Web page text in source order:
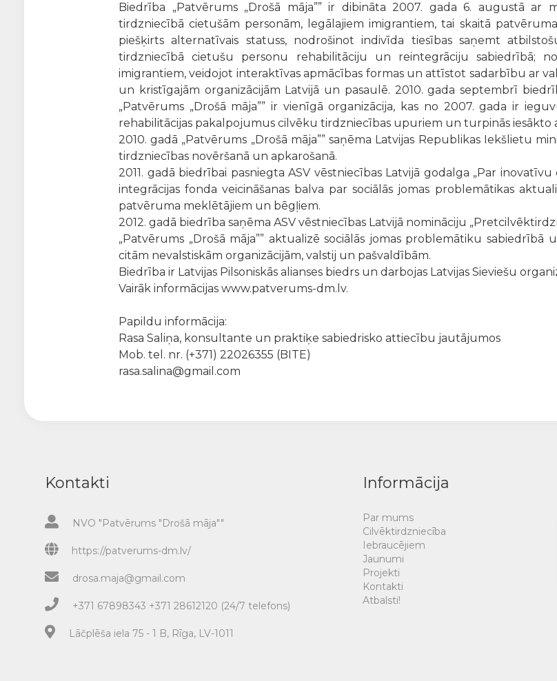
Biedrība „Patvērums „Drošā māja”” ir dibināta 2007. gada 6. augustā
tirdzniecībā cietušām personām, legālajiem imigrantiem, tai skaitā
piešķirts alternatīvais statuss, nodrošinot indivīda tiesības saņemt
tirdzniecībā cietušu personu rehabilitāciju un reintegrāciju sabiedrībā;
imigrantiem, veidojot interaktīvas apmācības formas un attīstot sadarbību ar
un kristīgajām organizācijām Latvijā un pasaulē. 2010. gada septembrī
„Patvērums „Drošā māja”” ir vienīgā organizācija, kas no 2007. gada ir
rehabilitācijas pakalpojumus cilvēku tirdzniecības upuriem un turpinās iesākto
2010. gadā „Patvērums „Drošā māja”” saņēma Latvijas Republikas Iekšlietu
tirdzniecības novēršanā un apkarošanā.
2011. gadā biedrībai pasniegta ASV vēstniecības Latvijā godalga „Par
integrācijas fonda veicināšanas balva par sociālās jomas problemātikas
patvēruma meklētājiem un bēgļiem.
2012. gadā biedrība saņēma ASV vēstniecības Latvijā nomināciju
„Patvērums „Drošā māja”” aktualizē sociālās jomas problemātiku
citām nevalstiskām organizācijām, valstij un pašvaldībām.
Biedrība ir Latvijas Pilsoniskās alianses biedrs un darbojas Latvijas Sieviešu
Vairāk informācijas www.patverums-dm.lv.
Papildu informācija:
Rasa Saliņa, konsultante un praktiķe sabiedrisko attiecību jautājumos
Mob. tel. nr. (+371) 22026355 (BITE)
rasa.salina@gmail.com
Kontakti
NVO "Patvērums "Drošā māja""
https://patverums-dm.lv/
drosa.maja@gmail.com
+371 67898343 +371 28612120 (24/7 telefons)
Lāčplēša iela 75 - 1 B, Rīga, LV-1011
Informācija
Par mums
Cilvēktirdzniecība
Iebraucējiem
Jaunumi
Projekti
Kontakti
Atbalsti!